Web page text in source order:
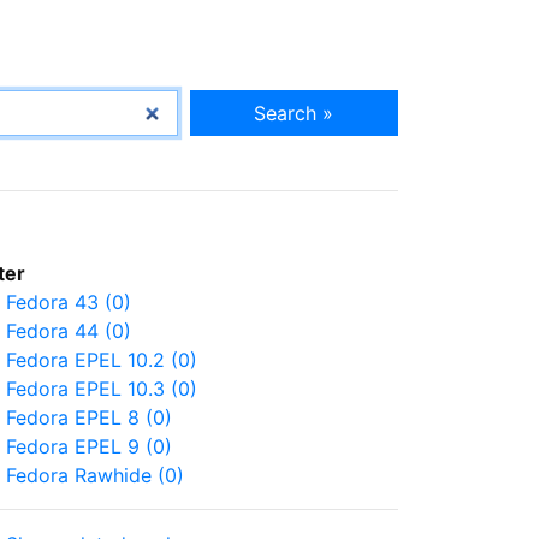
Search »
Fedora 43 (0)
Fedora 44 (0)
Fedora EPEL 10.2 (0)
Fedora EPEL 10.3 (0)
Fedora EPEL 8 (0)
Fedora EPEL 9 (0)
Fedora Rawhide (0)